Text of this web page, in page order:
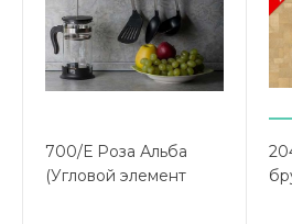
700/Е Роза Альба
(Угловой элемент